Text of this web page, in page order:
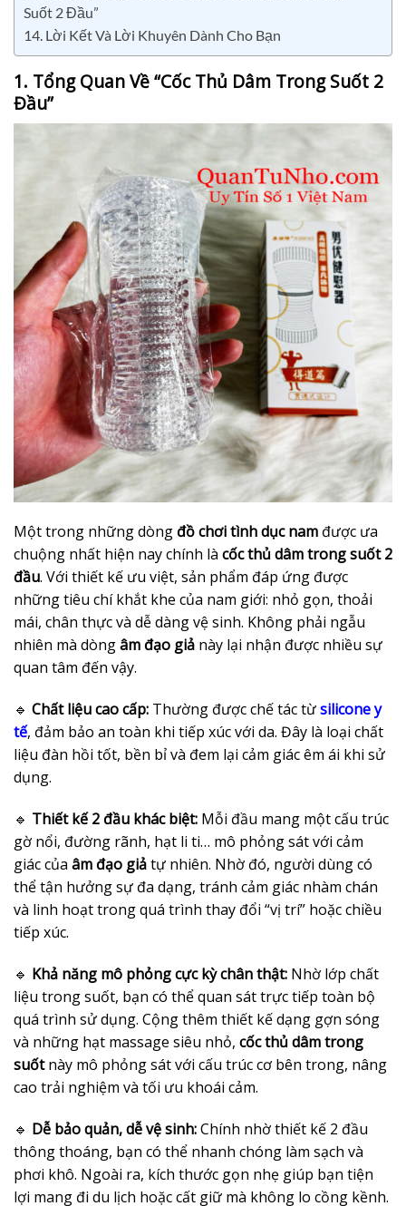
Suốt 2 Đầu”
14. Lời Kết Và Lời Khuyên Dành Cho Bạn
1. Tổng Quan Về “Cốc Thủ Dâm Trong Suốt 2
Đầu”
Một trong những dòngđồ chơi tình dục nam được ưa
chuộng nhất hiện nay chính là cốc thủ dâm trong suốt 2
đầu. Với thiết kế ưu việt, sản phẩm đáp ứng được
những tiêu chí khắt khe của nam giới: nhỏ gọn, thoải
mái, chân thực và dễ dàng vệ sinh. Không phải ngẫu
nhiên mà dòngâm đạo giả này lại nhận được nhiều sự
quan tâm đến vậy.
🔹 Chất liệu cao cấp: Thường được chế tác từsilicone y
tế, đảm bảo an toàn khi tiếp xúc với da. Đây là loại chất
liệu đàn hồi tốt, bền bỉ và đem lại cảm giác êm ái khi sử
dụng.
🔹 Thiết kế 2 đầu khác biệt: Mỗi đầu mang một cấu trúc
gờ nổi, đường rãnh, hạt li ti… mô phỏng sát với cảm
giác của âm đạo giảtự nhiên. Nhờ đó, người dùng có
thể tận hưởng sự đa dạng, tránh cảm giác nhàm chán
và linh hoạt trong quá trình thay đổi “vị trí” hoặc chiều
tiếp xúc.
🔹 Khả năng mô phỏng cực kỳ chân thật: Nhờ lớp chất
liệu trong suốt, bạn có thể quan sát trực tiếp toàn bộ
quá trình sử dụng. Cộng thêm thiết kế dạng gợn sóng
và những hạt massage siêu nhỏ, cốc thủ dâm trong
suốtnày mô phỏng sát với cấu trúc cơ bên trong, nâng
cao trải nghiệm và tối ưu khoái cảm.
🔹 Dễ bảo quản, dễ vệ sinh:Chính nhờ thiết kế 2 đầu
thông thoáng, bạn có thể nhanh chóng làm sạch và
phơi khô. Ngoài ra, kích thước gọn nhẹ giúp bạn tiện
lợi mang đi du lịch hoặc cất giữ mà không lo cồng kềnh.